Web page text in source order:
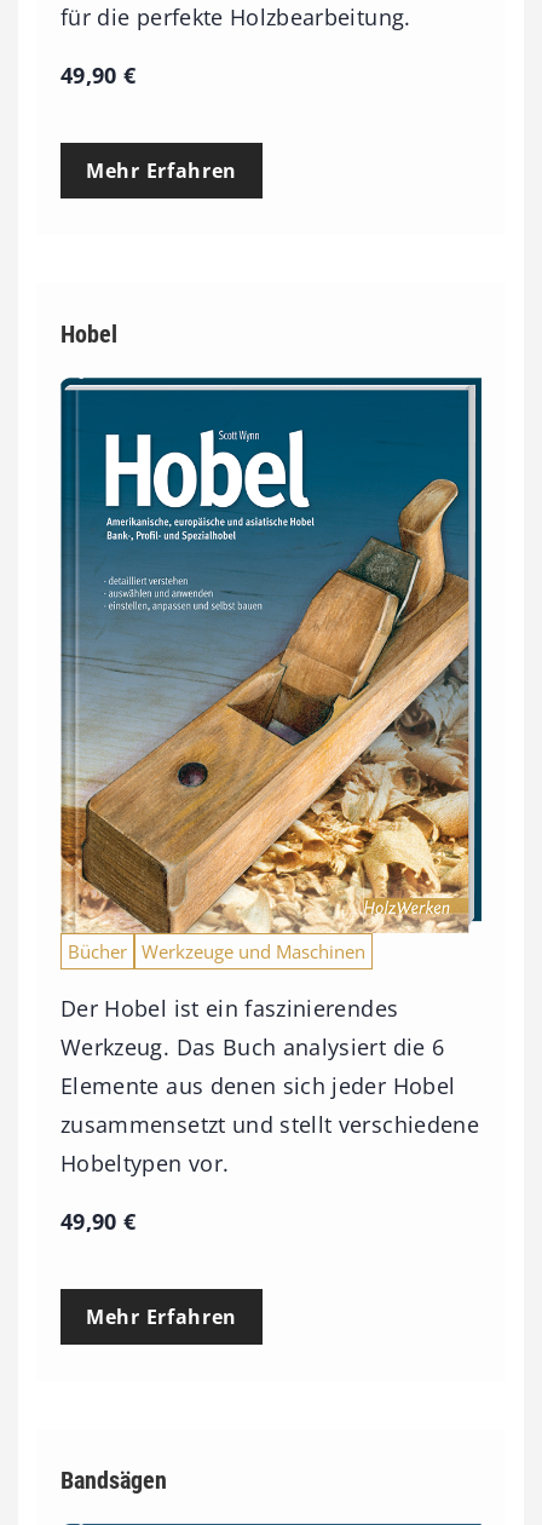
für die perfekte Holzbearbeitung.
49,90€
Mehr Erfahren
Hobel
Bücher Werkzeuge und Maschinen
Der Hobel ist ein faszinierendes
Werkzeug. Das Buch analysiert die 6
Elemente aus denen sich jeder Hobel
zusammensetzt und stellt verschiedene
Hobeltypen vor.
49,90€
Mehr Erfahren
Bandsägen